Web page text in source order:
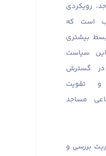
رویکردی
است که
بیشتری
سیاست
در گسترش
و تقویت
مساجد
بررسی و